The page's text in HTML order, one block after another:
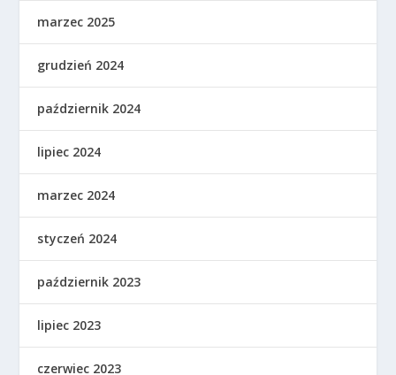
marzec 2025
grudzień 2024
październik 2024
lipiec 2024
marzec 2024
styczeń 2024
październik 2023
lipiec 2023
czerwiec 2023